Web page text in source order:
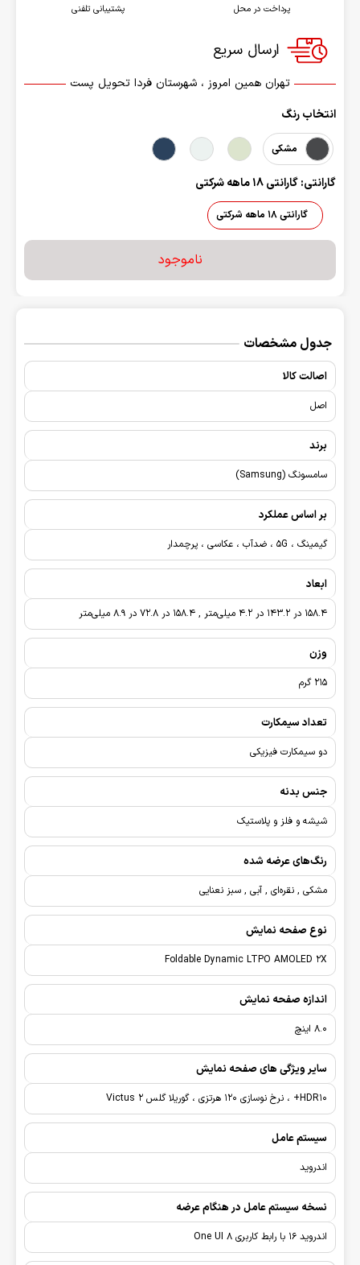
پرداخت در محل پشتیبانی تلفنی
تهران همین امروز ، شهرستان فردا تحویل پست
انتخاب رنگ
مشکی
گارانتی: گارانتی 18 ماهه شرکتی
گارانتی 18 ماهه شرکتی
ناموجود
جدول مشخصات
اصالت کالا
اصل
برند
سامسونگ (Samsung)
بر اساس عملکرد
گیمینگ ، 5G ، ضدآب ، عکاسی ، پرچمدار
ابعاد
158.4 در 143.2 در 4.2 میلی‌متر , 158.4 در 72.8 در 8.9 میلی‌متر
وزن
215 گرم
تعداد سیمکارت
دو سیمکارت فیزیکی
جنس بدنه
شیشه و فلز و پلاستیک
رنگ‌های عرضه شده
مشکی , نقره‌ای , آبی , سبز نعنایی
نوع صفحه نمایش
Foldable Dynamic LTPO AMOLED 2X
اندازه صفحه نمایش
8.0 اینچ
سایر ویژگی های صفحه نمایش
HDR10+ ، نرخ نوسازی 120 هرتزی ، گوریلا گلس Victus 2
سیستم عامل
اندروید
نسخه سیستم عامل در هنگام عرضه
اندروید 16 با رابط کاربری One UI 8